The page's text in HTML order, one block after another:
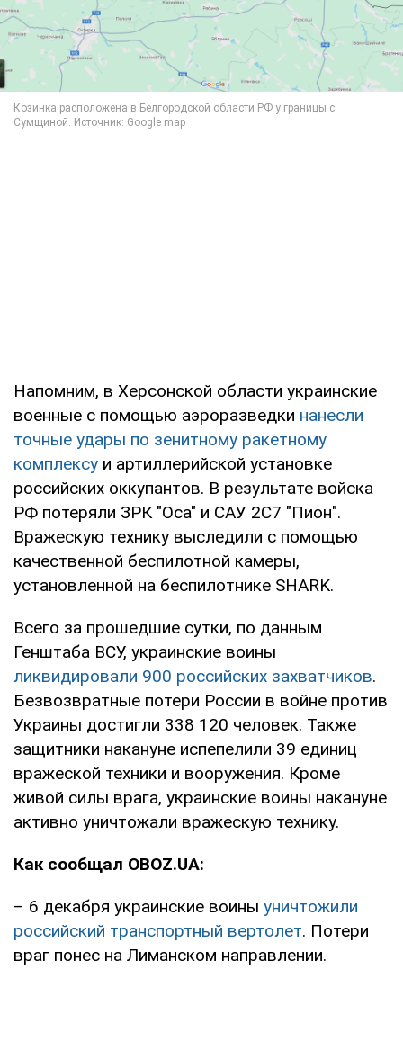
Напомним, в Херсонской области украинские
военные с помощью аэроразведки нанесли
точные удары по зенитному ракетному
комплексу и артиллерийской установке
российских оккупантов. В результате войска
РФ потеряли ЗРК "Оса" и САУ 2С7 "Пион".
Вражескую технику выследили с помощью
качественной беспилотной камеры,
установленной на беспилотнике SHARK.
Всего за прошедшие сутки, по данным
Генштаба ВСУ, украинские воины
ликвидировали 900 российских захватчиков.
Безвозвратные потери России в войне против
Украины достигли 338 120 человек. Также
защитники накануне испепелили 39 единиц
вражеской техники и вооружения. Кроме
живой силы врага, украинские воины накануне
активно уничтожали вражескую технику.
Как сообщал OBOZ.UA:
– 6 декабря украинские воины уничтожили
российский транспортный вертолет. Потери
враг понес на Лиманском направлении.